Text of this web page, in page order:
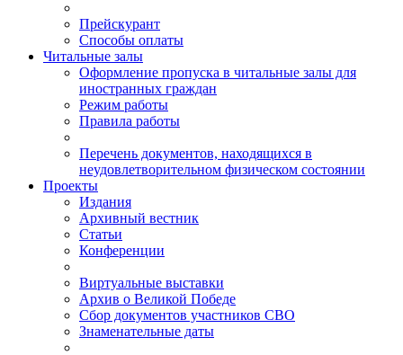
Прейскурант
Способы оплаты
Читальные залы
Оформление пропуска в читальные залы для
иностранных граждан
Режим работы
Правила работы
Перечень документов, находящихся в
неудовлетворительном физическом состоянии
Проекты
Издания
Архивный вестник
Статьи
Конференции
Виртуальные выставки
Архив о Великой Победе
Сбор документов участников СВО
Знаменательные даты